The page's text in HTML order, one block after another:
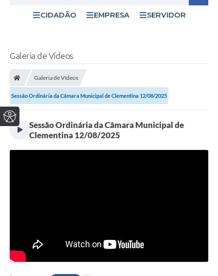
CIDADÃO EMPRESA SERVIDOR
Galeria de Vídeos
Galeria de Vídeos
Sessão Ordinária da Câmara Municipal de Clementina 12/08/2025
Sessão Ordinária da Câmara Municipal de
Clementina 12/08/2025